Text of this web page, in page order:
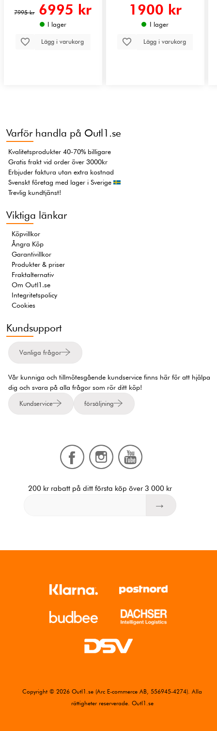
7995 kr 6995 kr
I lager
Lägg i varukorg
1900 kr
I lager
Lägg i varukorg
Varför handla på Outl1.se
Kvalitetsprodukter 40-70% billigare
Gratis frakt vid order över 3000kr
Erbjuder faktura utan extra kostnad
Svenskt företag med lager i Sverige
Trevlig kundtjänst!
Viktiga länkar
Köpvillkor
Ångra Köp
Garantivillkor
Produkter & priser
Fraktalternativ
Om Outl1.se
Integritetspolicy
Cookies
Kundsupport
Vanliga frågor
Vår kunniga och tillmötesgående kundservice finns här för att hjälpa
dig och svara på alla frågor som rör ditt köp!
Kundservice försäljning
200 kr rabatt på ditt första köp över 3 000 kr
Copyright © 2026 Outl1.se (Arc E-commerce AB, 556945-4274). Alla
rättigheter reserverade. Outl1.se